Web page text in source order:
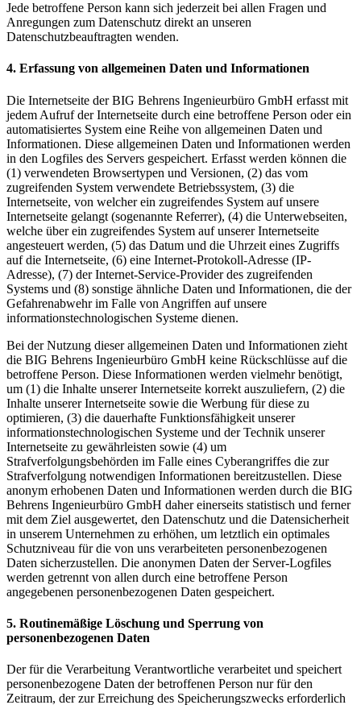
Jede betroffene Person kann sich jederzeit bei allen Fragen und
Anregungen zum Datenschutz direkt an unseren
Datenschutzbeauftragten wenden.
4. Erfassung von allgemeinen Daten und Informationen
Die Internetseite der BIG Behrens Ingenieurbüro GmbH erfasst mit
jedem Aufruf der Internetseite durch eine betroffene Person oder ein
automatisiertes System eine Reihe von allgemeinen Daten und
Informationen. Diese allgemeinen Daten und Informationen werden
in den Logfiles des Servers gespeichert. Erfasst werden können die
(1) verwendeten Browsertypen und Versionen, (2) das vom
zugreifenden System verwendete Betriebssystem, (3) die
Internetseite, von welcher ein zugreifendes System auf unsere
Internetseite gelangt (sogenannte Referrer), (4) die Unterwebseiten,
welche über ein zugreifendes System auf unserer Internetseite
angesteuert werden, (5) das Datum und die Uhrzeit eines Zugriffs
auf die Internetseite, (6) eine Internet-Protokoll-Adresse (IP-
Adresse), (7) der Internet-Service-Provider des zugreifenden
Systems und (8) sonstige ähnliche Daten und Informationen, die der
Gefahrenabwehr im Falle von Angriffen auf unsere
informationstechnologischen Systeme dienen.
Bei der Nutzung dieser allgemeinen Daten und Informationen zieht
die BIG Behrens Ingenieurbüro GmbH keine Rückschlüsse auf die
betroffene Person. Diese Informationen werden vielmehr benötigt,
um (1) die Inhalte unserer Internetseite korrekt auszuliefern, (2) die
Inhalte unserer Internetseite sowie die Werbung für diese zu
optimieren, (3) die dauerhafte Funktionsfähigkeit unserer
informationstechnologischen Systeme und der Technik unserer
Internetseite zu gewährleisten sowie (4) um
Strafverfolgungsbehörden im Falle eines Cyberangriffes die zur
Strafverfolgung notwendigen Informationen bereitzustellen. Diese
anonym erhobenen Daten und Informationen werden durch die BIG
Behrens Ingenieurbüro GmbH daher einerseits statistisch und ferner
mit dem Ziel ausgewertet, den Datenschutz und die Datensicherheit
in unserem Unternehmen zu erhöhen, um letztlich ein optimales
Schutzniveau für die von uns verarbeiteten personenbezogenen
Daten sicherzustellen. Die anonymen Daten der Server-Logfiles
werden getrennt von allen durch eine betroffene Person
angegebenen personenbezogenen Daten gespeichert.
5. Routinemäßige Löschung und Sperrung von
personenbezogenen Daten
Der für die Verarbeitung Verantwortliche verarbeitet und speichert
personenbezogene Daten der betroffenen Person nur für den
Zeitraum, der zur Erreichung des Speicherungszwecks erforderlich